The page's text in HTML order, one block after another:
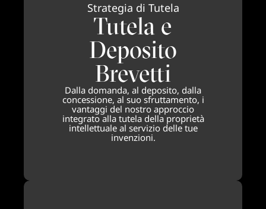
Strategia di Tutela
Tutela e
Deposito
Brevetti
Dalla domanda, al deposito, dalla
concessione, al suo sfruttamento, i
vantaggi del nostro approccio
integrato alla tutela della proprietà
intellettuale al servizio delle tue
invenzioni.